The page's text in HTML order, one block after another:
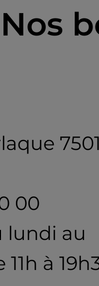
Nos
00
lundi au
à